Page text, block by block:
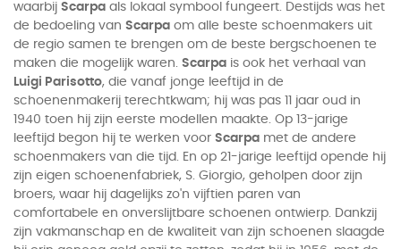
waarbij Scarpa als lokaal symbool fungeert. Destijds was het
de bedoeling van Scarpa om alle beste schoenmakers uit
de regio samen te brengen om de beste bergschoenen te
maken die mogelijk waren. Scarpa is ook het verhaal van
Luigi Parisotto, die vanaf jonge leeftijd in de
schoenenmakerij terechtkwam; hij was pas 11 jaar oud in
1940 toen hij zijn eerste modellen maakte. Op 13-jarige
leeftijd begon hij te werken voor Scarpa met de andere
schoenmakers van die tijd. En op 21-jarige leeftijd opende hij
zijn eigen schoenenfabriek, S. Giorgio, geholpen door zijn
broers, waar hij dagelijks zo'n vijftien paren van
comfortabele en onverslijtbare schoenen ontwierp. Dankzij
zijn vakmanschap en de kwaliteit van zijn schoenen slaagde